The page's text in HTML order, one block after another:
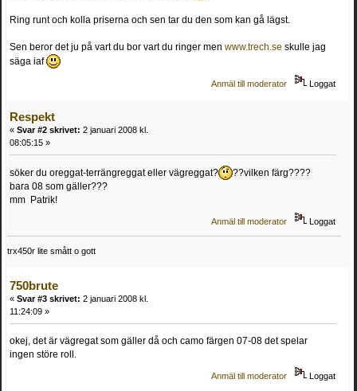
Ring runt och kolla priserna och sen tar du den som kan gå lägst.
Sen beror det ju på vart du bor vart du ringer men www.trech.se skulle jag
säga iaf
Anmäl till moderator Loggat
Respekt
« Svar #2 skrivet: 2 januari 2008 kl.
08:05:15 »
söker du oreggat-terrängreggat eller vägreggat?
??vilken färg????
bara 08 som gäller???
mm Patrik!
Anmäl till moderator Loggat
trx450r lite smått o gott
750brute
« Svar #3 skrivet: 2 januari 2008 kl.
11:24:09 »
okej, det är vägregat som gäller då och camo färgen 07-08 det spelar
ingen störe roll.
Anmäl till moderator Loggat